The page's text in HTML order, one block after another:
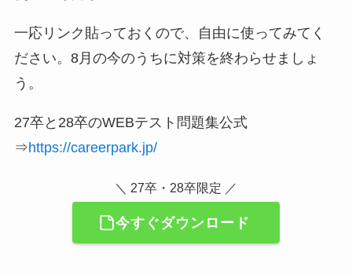
一応リンク貼っておくので、自由に使ってみてく
ださい。8月の今のうちに対策を終わらせましょ
う。
27卒と28卒のWEBテスト問題集公式
⇒https://careerpark.jp/
＼ 27卒・28卒限定 ／
今すぐダウンロード